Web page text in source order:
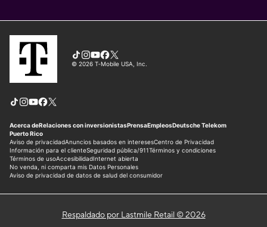
Respaldado por Lastmile Retail © 2026